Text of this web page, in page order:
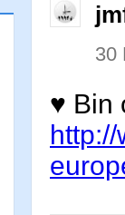
30
♥ Bin